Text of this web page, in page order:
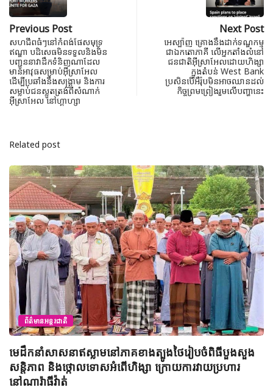
Previous Post
សហជីពធំៗនៅកំពង់ផែសមុទ្រ
ឥណ្ឌា បដិសេធមិនទទួលនិងមិន
បញ្ជូននាវាដឹក​ទំនិញណាដែល​
មាន​​អាវុធ​សម្រាប់អ៊ីស្រាអែល ​
ដើម្បីប្រឆាំង​នឹង​សង្គ្រាម និង​ការ​
សម្លាប់​ជនស្លូតត្រង់ពីសំណាក់​
អ៊ីស្រាអែល នៅហ្គាហ្សា
Next Post
អេស្ប៉ាញ គ្រោងនឹងដាក់ទណ្ឌកម្ម
ជាឯកតោភាគី លើអ្នកតាំងលំនៅ
ជនជាតិអ៊ីស្រាអែលដោយហិង្សា
ក្នុងតំបន់ West Bank
ប្រសិនបើអឺរ៉ុបមិនអាចឈានដល់
កិច្ចព្រមព្រៀងរួមលើបញ្ហានេះ
Related post
ព័ត៌មានអន្តរជាតិ
មេដឹកនាំសាសនាឥស្លាមនៅភាគខាងត្បូងថៃរៀបចំពិធីបួងសួង
សន្តិភាព និងថ្កោលទោសអំពើហិង្សា ក្រោយការវាយប្រហារ
នៅណារ៉ាធីវ៉ាត់